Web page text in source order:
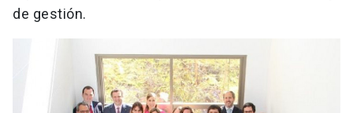
de gestión.